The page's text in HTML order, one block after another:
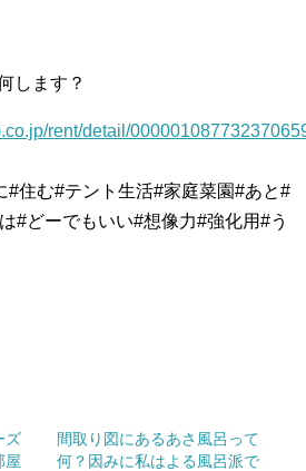
します？
rent/detail/
#住む#テント生活#家庭菜園#あと#
#どーでもいい#想像力#強化用#う
ズ
屋
間取り図にあるあさ風呂って
何？因みに私はよる風呂派で